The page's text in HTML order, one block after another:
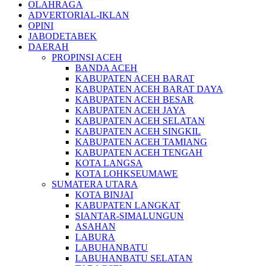
OLAHRAGA
ADVERTORIAL-IKLAN
OPINI
JABODETABEK
DAERAH
PROPINSI ACEH
BANDA ACEH
KABUPATEN ACEH BARAT
KABUPATEN ACEH BARAT DAYA
KABUPATEN ACEH BESAR
KABUPATEN ACEH JAYA
KABUPATEN ACEH SELATAN
KABUPATEN ACEH SINGKIL
KABUPATEN ACEH TAMIANG
KABUPATEN ACEH TENGAH
KOTA LANGSA
KOTA LOHKSEUMAWE
SUMATERA UTARA
KOTA BINJAI
KABUPATEN LANGKAT
SIANTAR-SIMALUNGUN
ASAHAN
LABURA
LABUHANBATU
LABUHANBATU SELATAN